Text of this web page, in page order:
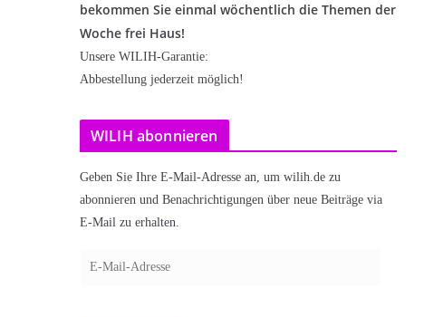
bekommen Sie einmal wöchentlich die Themen der
Woche frei Haus!
Unsere WILIH-Garantie:
Abbestellung jederzeit möglich!
WILIH abonnieren
Geben Sie Ihre E-Mail-Adresse an, um wilih.de zu
abonnieren und Benachrichtigungen über neue Beiträge via
E-Mail zu erhalten.